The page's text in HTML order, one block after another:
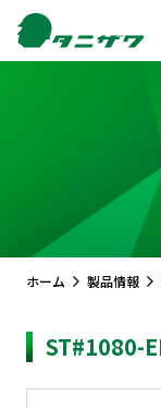
ホーム 製品情報
ST#1080-